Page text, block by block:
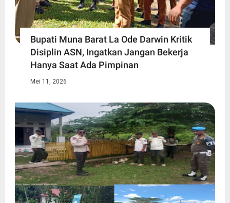
Bupati Muna Barat La Ode Darwin Kritik
Disiplin ASN, Ingatkan Jangan Bekerja
Hanya Saat Ada Pimpinan
Mei 11, 2026